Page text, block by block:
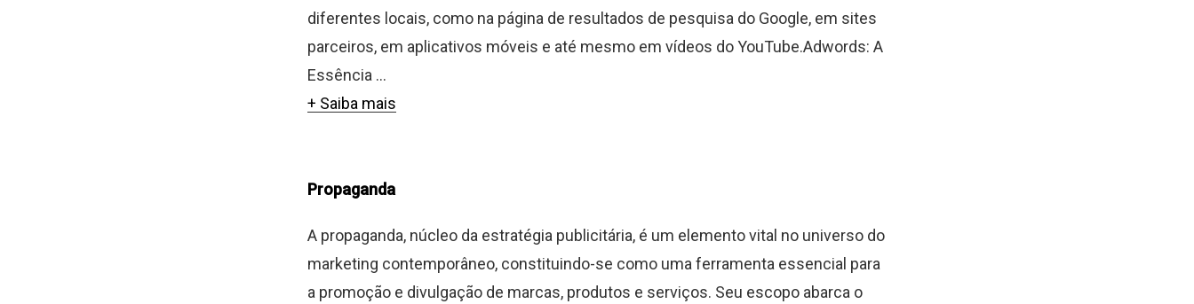
diferentes locais, como na página de resultados de pesquisa do Google, em sites
parceiros, em aplicativos móveis e até mesmo em vídeos do YouTube.Adwords: A
Essência ...
+ Saiba mais
Propaganda
A propaganda, núcleo da estratégia publicitária, é um elemento vital no universo do
marketing contemporâneo, constituindo-se como uma ferramenta essencial para
a promoção e divulgação de marcas, produtos e serviços. Seu escopo abarca o